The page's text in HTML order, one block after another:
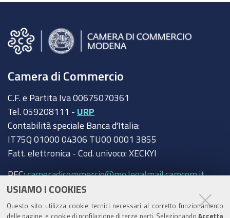
USIAMO I COOKIES
Questo sito utilizza cookie tecnici necessari al corretto funzionamento
delle pagine, e cookie di profilazione di terze parti. Selezionando Accetta
Camera di Commercio
C.F. e Partita Iva 00675070361
Tel. 059208111 - URP
Contabilità speciale Banca d'Italia:
IT75Q 01000 04306 TU00 0001 3855
Fatt. elettronica - Cod. univoco: XECKYI
PEC:cameradicommercio@mo.legalmail.camcom.it
Trasparenza
Amministrazione trasparente